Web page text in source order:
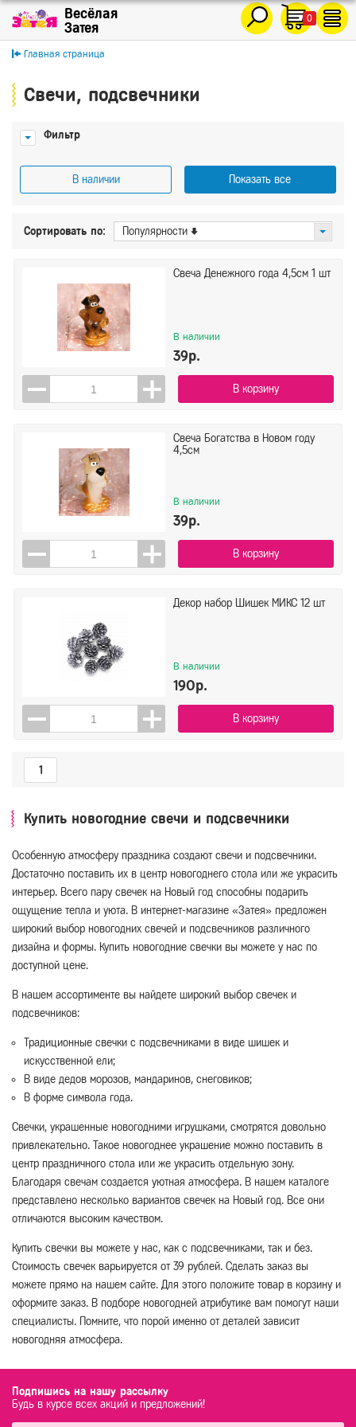
0
Главная страница
Свечи, подсвечники
Фильтр
В наличии Показать все
Показать
Сортировать по: Популярности
Свеча Денежного года 4,5см 1 шт
В наличии
39р.
В корзину
Свеча Богатства в Новом году
4,5см
В наличии
39р.
В корзину
Декор набор Шишек МИКС 12 шт
В наличии
190р.
В корзину
1
Купить новогодние свечи и подсвечники
Особенную атмосферу праздника создают свечи и подсвечники.
Достаточно поставить их в центр новогоднего стола или же украсить
интерьер. Всего пару свечек на Новый год способны подарить
ощущение тепла и уюта. В интернет-магазине «Затея» предложен
широкий выбор новогодних свечей и подсвечников различного
дизайна и формы. Купить новогодние свечки вы можете у нас по
доступной цене.
В нашем ассортименте вы найдете широкий выбор свечек и
подсвечников:
Традиционные свечки с подсвечниками в виде шишек и
искусственной ели;
В виде дедов морозов, мандаринов, снеговиков;
В форме символа года.
Свечки, украшенные новогодними игрушками, смотрятся довольно
привлекательно. Такое новогоднее украшение можно поставить в
центр праздничного стола или же украсить отдельную зону.
Благодаря свечам создается уютная атмосфера. В нашем каталоге
представлено несколько вариантов свечек на Новый год. Все они
отличаются высоким качеством.
Купить свечки вы можете у нас, как с подсвечниками, так и без.
Стоимость свечек варьируется от 39 рублей. Сделать заказ вы
можете прямо на нашем сайте. Для этого положите товар в корзину и
оформите заказ. В подборе новогодней атрибутике вам помогут наши
специалисты. Помните, что порой именно от деталей зависит
новогодняя атмосфера.
Подпишись на нашу рассылку
Будь в курсе всех акций и предложений!